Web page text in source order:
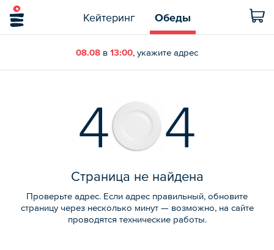
Кейтеринг Обеды
08.08 в 13:00, укажите адрес
4 4
Страница не найдена
Проверьте адрес. Если адрес правильный, обновите
страницу через несколько минут — возможно, на сайте
проводятся технические работы.